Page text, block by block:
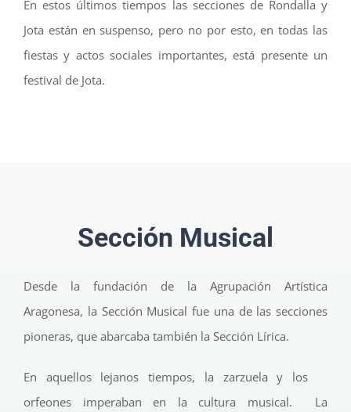
En estos últimos tiempos las secciones de Rondalla y
Jota están en suspenso, pero no por esto, en todas las
fiestas y actos sociales importantes, está presente un
festival de Jota.
Sección Musical
Desde la fundación de la Agrupación Artística
Aragonesa, la Sección Musical fue una de las secciones
pioneras, que abarcaba también la Sección Lírica.
En aquellos lejanos tiempos, la zarzuela y los
orfeones imperaban en la cultura musical. La